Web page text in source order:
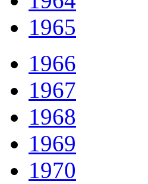
1965
1966
1967
1968
1969
1970